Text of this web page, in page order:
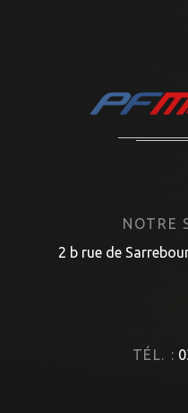
NOTRE
2 b rue de
TÉL. :